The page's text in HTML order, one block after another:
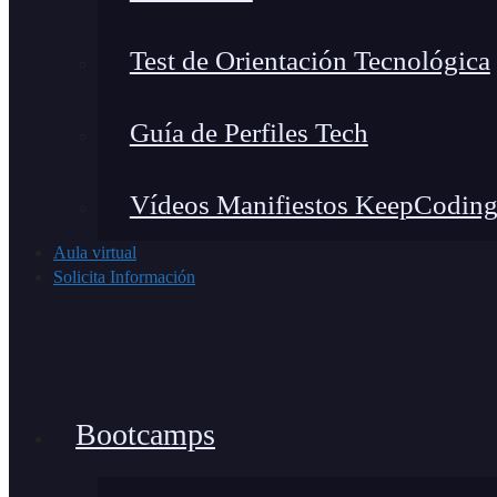
Test de Orientación Tecnológica
Guía de Perfiles Tech
Vídeos Manifiestos KeepCoding
Aula virtual
Solicita Información
Bootcamps